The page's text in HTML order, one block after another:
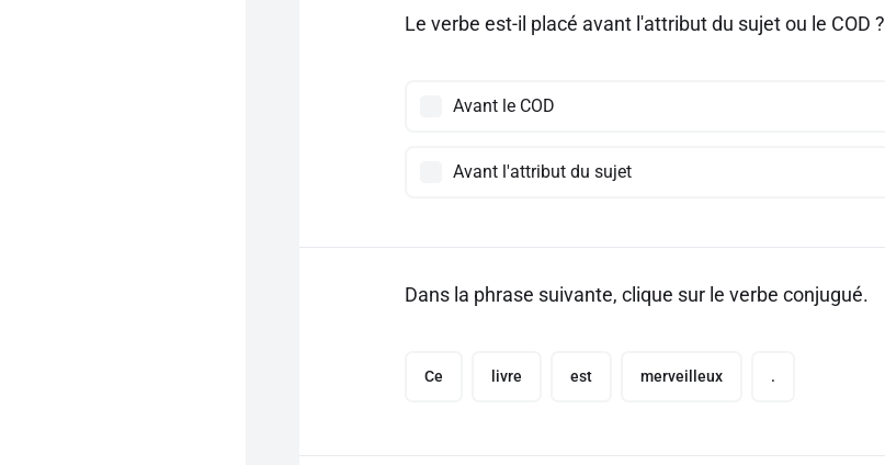
Le verbe est-il placé avant l'attribut du sujet ou le COD ?
Avant le COD
Avant l'attribut du sujet
Dans la phrase suivante, clique sur le verbe conjugué.
Ce livre est merveilleux .